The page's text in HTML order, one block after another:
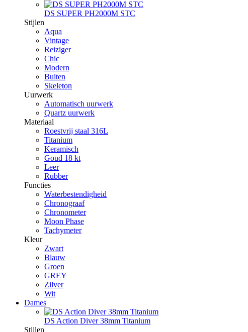
DS SUPER PH2000M STC
Stijlen
Aqua
Vintage
Reiziger
Chic
Modern
Buiten
Skeleton
Uurwerk
Automatisch uurwerk
Quartz uurwerk
Materiaal
Roestvrij staal 316L
Titanium
Keramisch
Goud 18 kt
Leer
Rubber
Functies
Waterbestendigheid
Chronograaf
Chronometer
Moon Phase
Tachymeter
Kleur
Zwart
Blauw
Groen
GREY
Zilver
Wit
Dames
DS Action Diver 38mm Titanium
Stijlen